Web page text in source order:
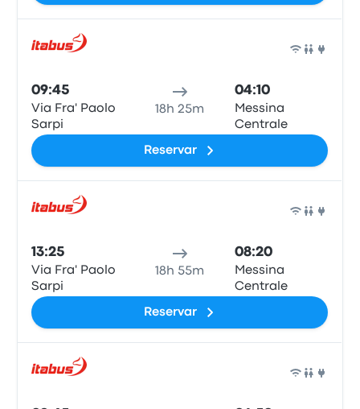
09:45
Via Fra' Paolo
Sarpi
18h 25m
04:10
Messina
Centrale
Reservar
13:25
Via Fra' Paolo
Sarpi
18h 55m
08:20
Messina
Centrale
Reservar